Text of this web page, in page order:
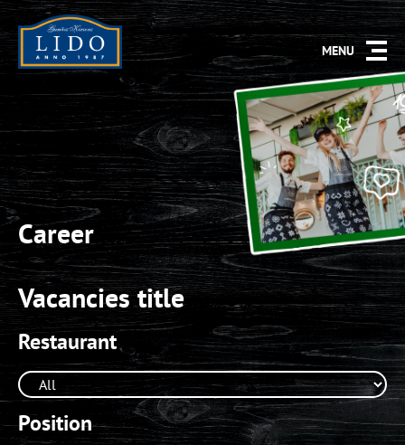
MENU
Career
Vacancies title
Restaurant
Position